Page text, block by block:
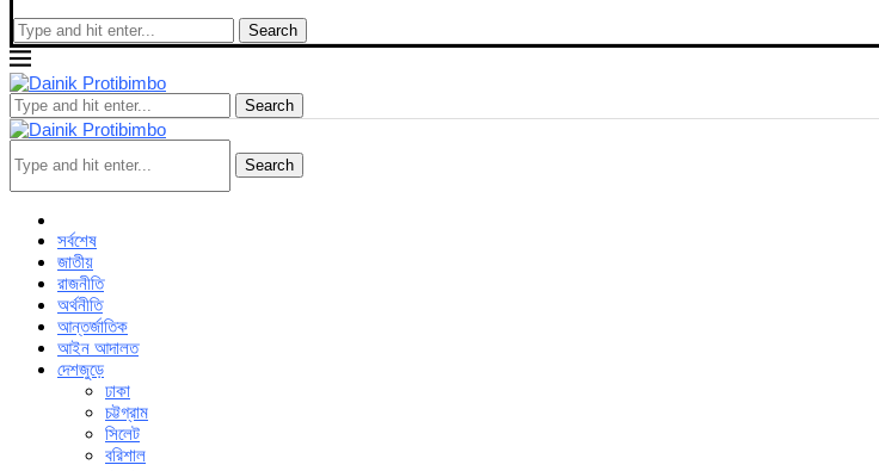
Search
Search
Search
সর্বশেষ
জাতীয়
রাজনীতি
অর্থনীতি
আন্তর্জাতিক
আইন আদালত
দেশজুড়ে
ঢাকা
চট্টগ্রাম
সিলেট
বরিশাল